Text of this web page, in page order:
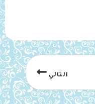
التالي